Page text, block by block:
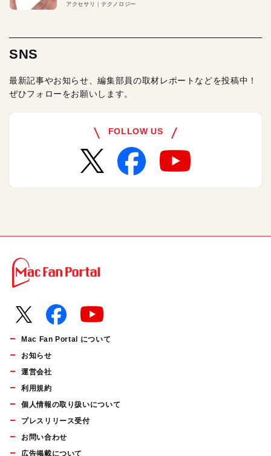
アクセサリ テクノロジー
SNS
最新記事やお知らせ、編集部員の取材レポートなどを投稿中！
ぜひフォローをお願いします。
FOLLOW US
Mac Fan Portal について
お知らせ
運営会社
利用規約
個人情報の取り扱いについて
プレスリリース受付
お問い合わせ
広告掲載について